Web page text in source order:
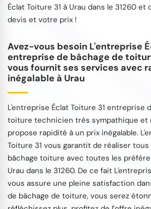
Éclat Toiture 31 à Urau dans le 31260 et
devis et votre prix !
Avez-vous besoin L'entreprise
entreprise de bâchage de
vous fournit ses services avec
inégalable à Urau
L'entreprise Éclat Toiture 31 entreprise
toiture technicien très sympathique et
propose rapidité à un prix inégalable.
Toiture 31 vous garantit de réaliser tous
bâchage toiture avec toutes les
Urau dans le 31260. De ce fait
vous assure une pleine satisfaction
de bâchage de toiture, vous serez